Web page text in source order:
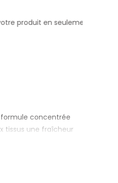
produit en seulement 2 à 3
concentrée
tissus une fraîcheur